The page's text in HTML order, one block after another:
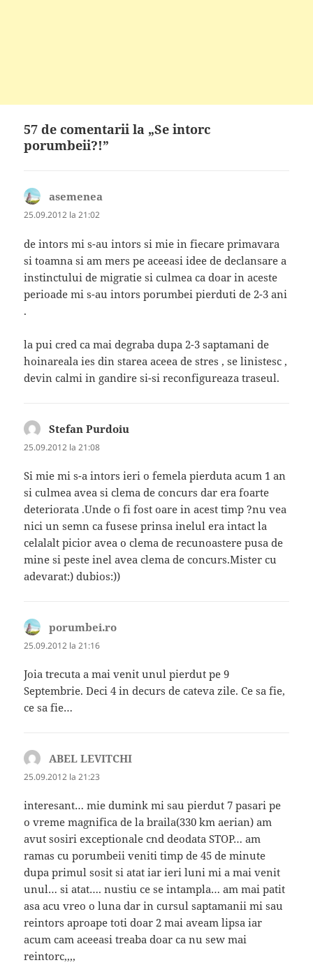
57 de comentarii la „Se intorc
porumbeii?!”
asemenea
25.09.2012 la 21:02
de intors mi s-au intors si mie in fiecare primavara
si toamna si am mers pe aceeasi idee de declansare a
instinctului de migratie si culmea ca doar in aceste
perioade mi s-au intors porumbei pierduti de 2-3 ani
.
la pui cred ca mai degraba dupa 2-3 saptamani de
hoinareala ies din starea aceea de stres , se linistesc ,
devin calmi in gandire si-si reconfigureaza traseul.
Stefan Purdoiu
25.09.2012 la 21:08
Si mie mi s-a intors ieri o femela pierduta acum 1 an
si culmea avea si clema de concurs dar era foarte
deteriorata .Unde o fi fost oare in acest timp ?nu vea
nici un semn ca fusese prinsa inelul era intact la
celalalt picior avea o clema de recunoastere pusa de
mine si peste inel avea clema de concurs.Mister cu
adevarat:) dubios:))
porumbei.ro
25.09.2012 la 21:16
Joia trecuta a mai venit unul pierdut pe 9
Septembrie. Deci 4 in decurs de cateva zile. Ce sa fie,
ce sa fie…
ABEL LEVITCHI
25.09.2012 la 21:23
interesant… mie dumink mi sau pierdut 7 pasari pe
o vreme magnifica de la braila(330 km aerian) am
avut sosiri exceptionale cnd deodata STOP… am
ramas cu porumbeii veniti timp de 45 de minute
dupa primul sosit si atat iar ieri luni mi a mai venit
unul… si atat…. nustiu ce se intampla… am mai patit
asa acu vreo o luna dar in cursul saptamanii mi sau
reintors aproape toti doar 2 mai aveam lipsa iar
acum cam aceeasi treaba doar ca nu sew mai
reintorc,,,,